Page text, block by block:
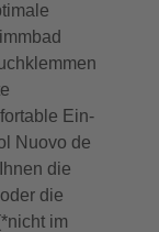
Ein-
Nuovo de
die
die
im